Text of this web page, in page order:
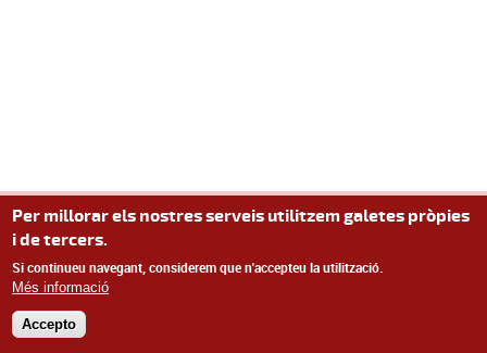
Per millorar els nostres serveis utilitzem galetes pròpies
i de tercers.
Si continueu navegant, considerem que n'accepteu la utilització.
Més informació
Accepto